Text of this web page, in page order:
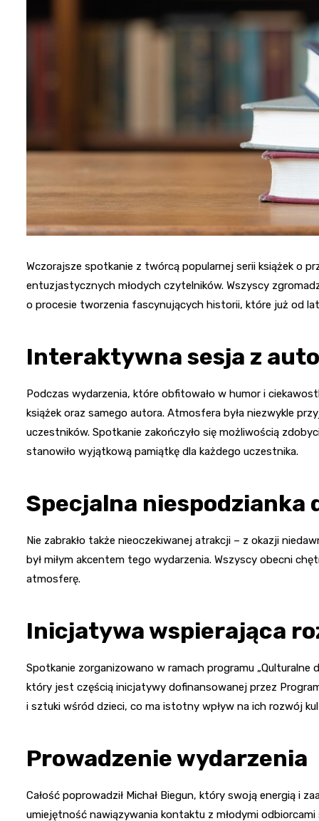
Wczorajsze spotkanie z twórcą popularnej serii książek o
entuzjastycznych młodych czytelników. Wszyscy
o procesie tworzenia fascynujących historii, które już od
Interaktywna sesja z
Podczas wydarzenia, które obfitowało w humor i
książek oraz samego autora. Atmosfera była niezwykle
uczestników. Spotkanie zakończyło się możliwością
stanowiło wyjątkową pamiątkę dla każdego uczestnika.
Specjalna niespodzianka
Nie zabrakło także nieoczekiwanej atrakcji – z okazji
był miłym akcentem tego wydarzenia. Wszyscy obecni
atmosferę.
Inicjatywa wspierająca
Spotkanie zorganizowano w ramach programu
który jest częścią inicjatywy dofinansowanej przez
i sztuki wśród dzieci, co ma istotny wpływ na ich rozwój
Prowadzenie wydarzenia
Całość poprowadził Michał Biegun, który swoją energią i
umiejętność nawiązywania kontaktu z młodymi odbiorcami